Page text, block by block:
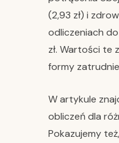
(2,93 zł) i
odliczeniach
zł. Wartości te
formy
W artykule
obliczeń dla
Pokazujemy